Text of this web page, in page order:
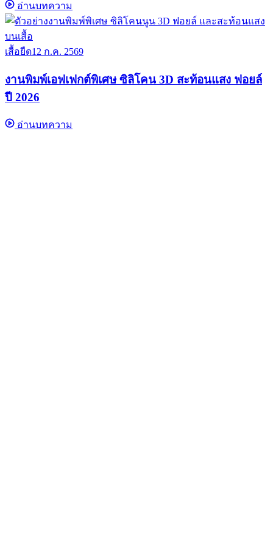
อ่านบทความ
เสื้อยืด12 ก.ค. 2569
งานพิมพ์เอฟเฟกต์พิเศษ ซิลิโคน 3D สะท้อนแสง ฟอยล์
ปี 2026
อ่านบทความ